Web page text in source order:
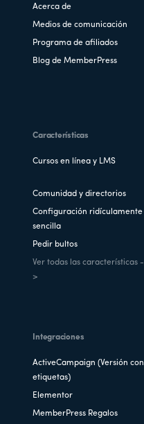
Acerca de
Medios de comunicación
Programa de afiliados
Blog de MemberPress
Características
Cursos en línea y LMS
Comunidad y directorios
Configuración ridículamente
sencilla
Pedir bultos
Ver todas las características -
>
Integraciones
ActiveCampaign (Versión con
etiquetas)
Elementor
MemberPress Regalos